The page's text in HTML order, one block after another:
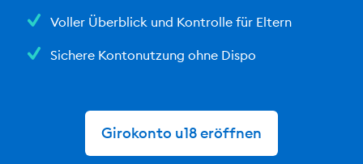
Voller Überblick und Kontrolle für Eltern
Sichere Kontonutzung ohne Dispo
Girokonto u18 eröffnen